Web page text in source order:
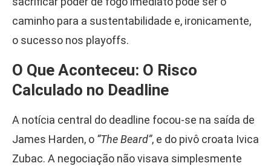
caminho para a sustentabilidade e, ironicamente,
o sucesso nos playoffs.
O Que Aconteceu: O Risco
Calculado no Deadline
A notícia central do deadline focou-se na saída de
James Harden, o “The Beard”, e do pivô croata Ivica
Zubac. A negociação não visava simplesmente